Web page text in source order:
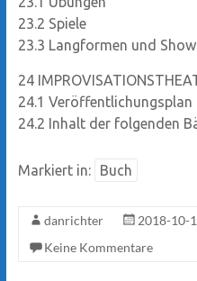
23.2 Spiele
23.3 Langformen und
24
24.1 Veröffentlichungsplan
24.2 Inhalt der folgenden
Markiert in: Buch
danrichter 2018-10-
Keine Kommentare